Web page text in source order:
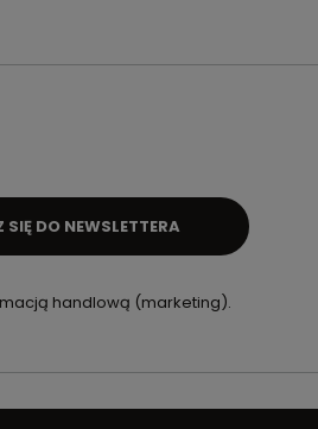
handlową (marketing).
SIĘ DO NEWSLETTERA